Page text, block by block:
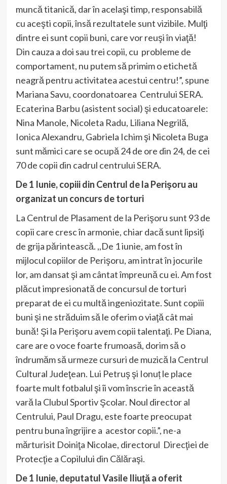
muncă titanică, dar în acelaşi timp, responsabilă
cu aceşti copii, însă rezultatele sunt vizibile. Mulţi
dintre ei sunt copii buni, care vor reuşi în viaţă!
Din cauza a doi sau trei copii, cu probleme de
comportament, nu putem să primim o etichetă
neagră pentru activitatea acestui centru!”, spune
Mariana Savu, coordonatoarea Centrului SERA.
Ecaterina Barbu (asistent social) şi educatoarele:
Nina Manole, Nicoleta Radu, Liliana Negrilă,
Ionica Alexandru, Gabriela Ichim şi Nicoleta Buga
sunt mămici care se ocupă 24 de ore din 24, de cei
70 de copii din cadrul centrului SERA.
De 1 Iunie, copiii din Centrul de la Perişoru au
organizat un concurs de torturi
La Centrul de Plasament de la Perişoru sunt 93 de
copii care cresc în armonie, chiar dacă sunt lipsiţi
de grija părintească. ,,De 1 iunie, am fost în
mijlocul copiilor de Perişoru, am intrat în jocurile
lor, am dansat şi am cântat împreună cu ei. Am fost
plăcut impresionată de concursul de torturi
preparat de ei cu multă ingeniozitate. Sunt copiii
buni şi ne străduim să le oferim o viaţă cât mai
bună! Şi la Perişoru avem copii talentaţi. Pe Diana,
care are o voce foarte frumoasă, dorim să o
îndrumăm să urmeze cursuri de muzică la Centrul
Cultural Judeţean. Lui Petruş şi Ionuț le place
foarte mult fotbalul şi îi vom înscrie în această
vară la Clubul Sportiv Şcolar. Noul director al
Centrului, Paul Dragu, este foarte preocupat
pentru buna îngrijire a acestor copii.”, ne-a
mărturisit Doiniţa Nicolae, directorul Direcţiei de
Protecţie a Copilului din Călăraşi.
De 1 Iunie, deputatul Vasile Iliuţă a oferit